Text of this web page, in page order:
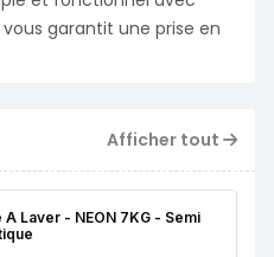
Afficher tout
À Laver - NEON 7KG - Semi
garantit une prise en